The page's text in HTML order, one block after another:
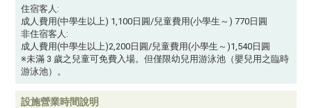
住宿客人:
成人費用(中學生以上) 1,100日圓/兒童費用(小學生～) 770日圓
非住宿客人:
成人費用(中學生以上)2,200日圓/兒童費用(小學生～)1,540日圓
※未滿 3 歲之兒童可免費入場。但僅限幼兒用游泳池（嬰兒用之臨時
游泳池）。
設施營業時間說明